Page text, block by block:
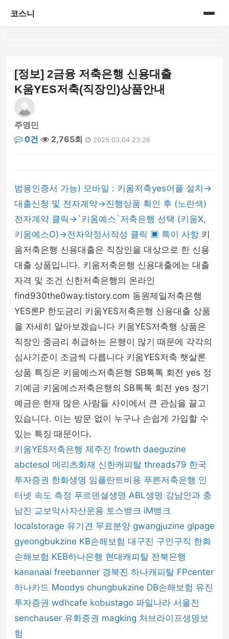
코스니
[정보] 2금융 저축은행 신용대출
K움YES저축(직장인)상품안내
주영민
0건
2,765회 2025.03.04 23:26
범용인증서 가능) 모바일 : 키움저축yes어플 설치→
대출신청 및 전자계약→진행상품 확인 후 (노란색)
전자계약 클릭→`키움예스`저축은행 선택 (키움X,
키움예스O)→전자약정서작성 클릭 ▣ 특이 사항 키
움저축은행 신용대출은 직장인을 대상으로 한 신용
대출 상품입니다. 키움저축은행 신용대출에는 대출
자격 및 조건 신한저축은행의 온라인
find930the0way.tistory.com 동원제일저축은행
YES론P 한도금리 키움YES저축은행 신용대출 상품
을 자세히 알아보겠습니다 키움YES저축행 상품은
직장인 중금리 취급하는 은행이 많기 때문에 각각의
심사기준이 조금씩 다릅니다 키움YES저축 햇살론
상품 특징은 키움예스저축은행 SB톡톡 회전 yes 정
기예금 키움예스저축은행의 SB톡톡 회전 yes 정기
예금은 현재 많은 사람들 사이에서 큰 관심을 끌고
있습니다. 이는 방문 없이 누구나 손쉽게 가입할 수
있는 특징 때문이다.
키움YES저축은행 제주진 frowth daeguzine
abctesol 메리츠화재 신한캐피탈 threads79 한국
투자증권 한화생명 임플란트비용 푸른저축은행 인
터넷 속도 측정 푸르덴셜생명 ABL생명 강남안과 충
남진 교보악사자산운용 토스뱅크 iM뱅크
localstorage 유기견 무료분양 gwangjuzine glpage
gyeongbukzine KB손해보험 대구진 구인구직 한화
손해보험 KEB하나은행 현대캐피탈 전북은행
kananaai freebanner 경북진 하나캐피탈 FPcenter
하나카드 Moodys chungbukzine DB손해보험 유진
투자증권 wdhcafe kobustago 파일나라 서울진
senchauser 유화증권 magking 처브라이프생명보
험